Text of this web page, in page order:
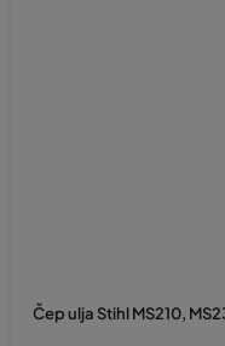
Čep ulja Stihl MS210,